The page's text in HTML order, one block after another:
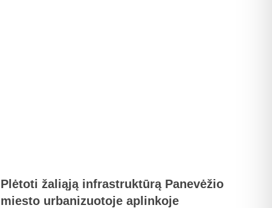
Plėtoti žaliąją infrastruktūrą Panevėžio
miesto urbanizuotoje aplinkoje